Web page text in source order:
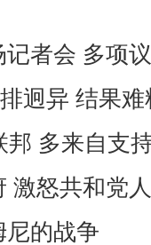
者会 多项
迥异 结果
多来自支
激怒共和党
的战争